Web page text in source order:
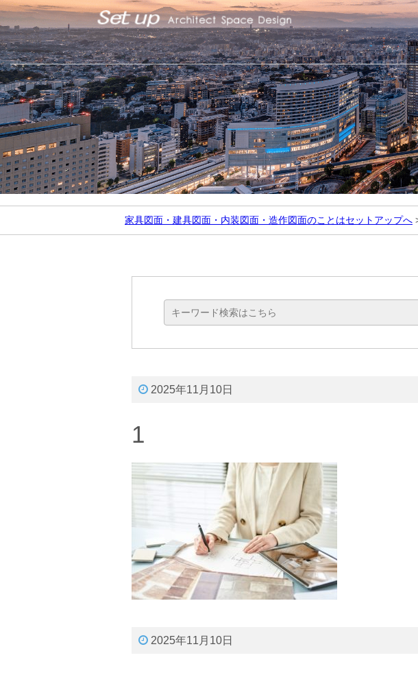
家具図面・建具図面・内装図面・造作図面のことはセットアップへ
2025年11月10日
1
2025年11月10日